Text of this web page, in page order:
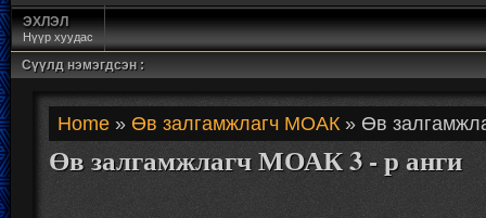
ЭХЛЭЛ
Нүүр хуудас
Сүүлд нэмэгдсэн :
Home » Өв залгамжлагч МОАК » Өв
Өв залгамжлагч МОАК 3 - р анги